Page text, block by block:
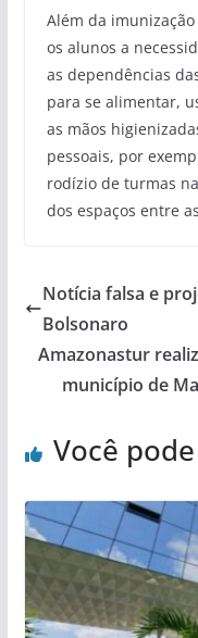
Além da
os alunos a
as dependências
para se alimentar,
as mãos
pessoais, por
rodízio de turmas
dos espaços entre
Notícia falsa e
Bolsonaro
Amazonastur
município de
Você